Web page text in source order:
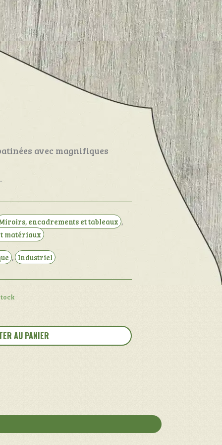
avec magnifiques
encadrements et tableaux ,
matériaux
, Industriel
AU PANIER